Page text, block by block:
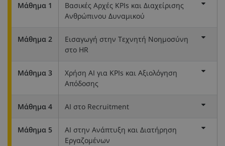
Μάθημα 1
Βασικές Αρχές KPIs και Διαχείρισης
Ανθρώπινου Δυναμικού
Μάθημα 2
Εισαγωγή στην Τεχνητή Νοημοσύνη
στο HR
Μάθημα 3
Χρήση ΑΙ για KPIs και Αξιολόγηση
Απόδοσης
Μάθημα 4 ΑΙ στο Recruitment
Μάθημα 5
ΑΙ στην Ανάπτυξη και Διατήρηση
Εργαζομένων